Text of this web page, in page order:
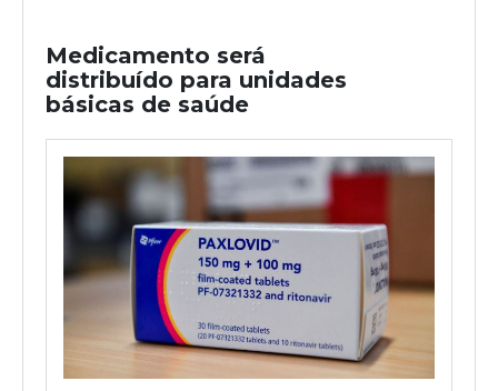
Medicamento será
distribuído para unidades
básicas de saúde